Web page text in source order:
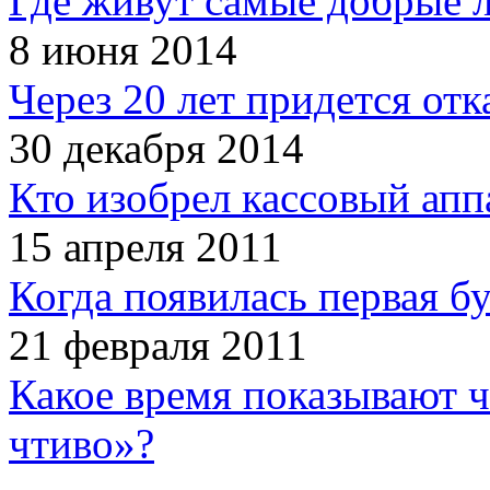
8 июня 2014
Через 20 лет придется
30 декабря 2014
Кто изобрел кассовый
15 апреля 2011
Когда появилась первая
21 февраля 2011
Какое время показывают
чтиво»?